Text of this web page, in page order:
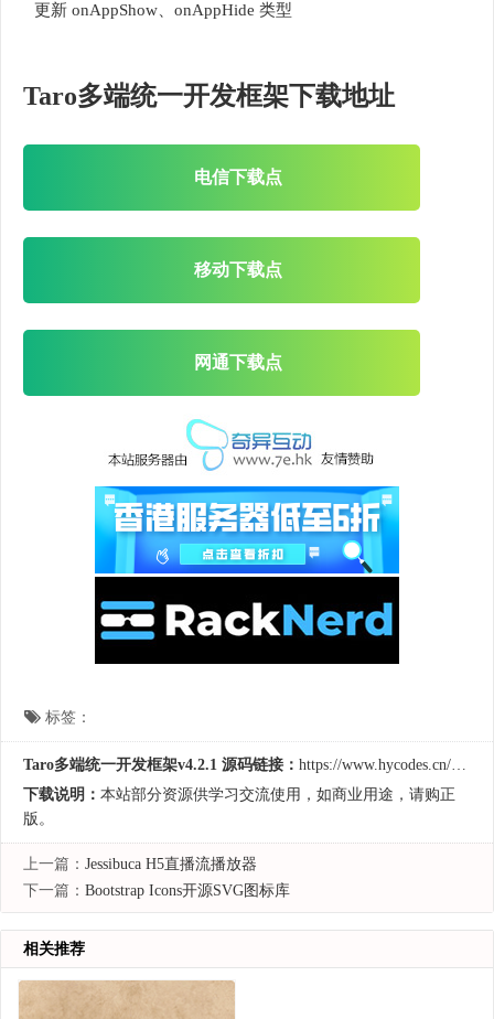
更新 onAppShow、onAppHide 类型
Taro多端统一开发框架下载地址
电信下载点
移动下载点
网通下载点
标签：
Taro多端统一开发框架v4.2.1 源码链接： https://www.hycodes.cn/kfkj/373.html
下载说明： 本站部分资源供学习交流使用，如商业用途，请购正
版。
上一篇： Jessibuca H5直播流播放器
下一篇： Bootstrap Icons开源SVG图标库
相关推荐